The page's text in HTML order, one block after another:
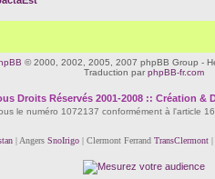
© 2000, 2002, 2005, 2007 phpBB Group -
Traduction par phpBB-fr.com
Droits Réservés 2001-2008 :: Création &
le numéro 1072137 conformément à l'article
| Angers SnoIrigo| Clermont Ferrand TransClermont|